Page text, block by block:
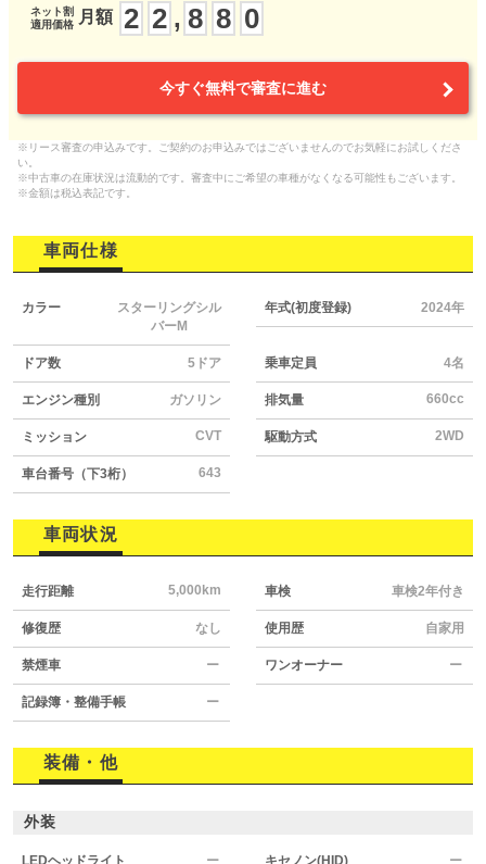
ネット割
適用価格
月額 2 2 , 8 8 0
今すぐ無料で審査に進む
※リース審査の申込みです。ご契約のお申込みではございませんのでお気軽にお試しくださ
い。
※中古車の在庫状況は流動的です。審査中にご希望の車種がなくなる可能性もございます。
※金額は税込表記です。
車両仕様
カラー
スターリングシル
バーM
年式(初度登録) 2024年
ドア数 5ドア 乗車定員 4名
エンジン種別 ガソリン 排気量 660cc
ミッション CVT 駆動方式 2WD
車台番号（下3桁） 643
車両状況
走行距離 5,000km 車検 車検2年付き
修復歴 なし 使用歴 自家用
禁煙車 ー ワンオーナー ー
記録簿・整備手帳 ー
装備・他
外装
LEDヘッドライト ー キセノン(HID) ー